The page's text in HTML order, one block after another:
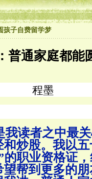
孩子自费留学梦
普通家庭都能
程墨
我读者之中最
炒股。 我以
的职业资格证
帮到更多的